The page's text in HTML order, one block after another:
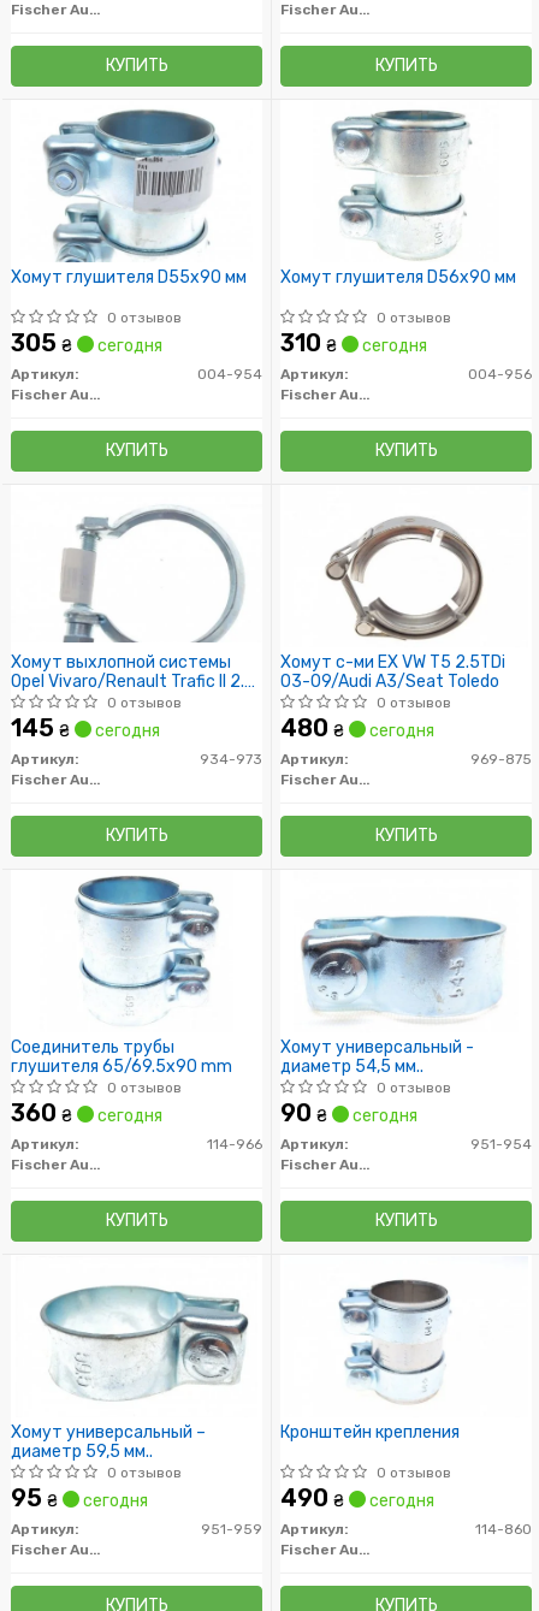
Fischer Automotive One (FA1)
КУПИТЬ
Fischer Automotive One (FA1)
КУПИТЬ
Хомут глушителя D55x90 мм
0 отзывов
305 ₴ сегодня
Артикул:
004-954
Fischer Automotive One (FA1)
КУПИТЬ
Хомут глушителя D56x90 мм
0 отзывов
310 ₴ сегодня
Артикул:
004-956
Fischer Automotive One (FA1)
КУПИТЬ
Хомут выхлопной системы
Opel Vivaro/Renault Trafic II 2.5
dci 03-
0 отзывов
145 ₴ сегодня
Артикул:
934-973
Fischer Automotive One (FA1)
КУПИТЬ
Хомут с-ми EX VW T5 2.5TDi
03-09/Audi A3/Seat Toledo
0 отзывов
480 ₴ сегодня
Артикул:
969-875
Fischer Automotive One (FA1)
КУПИТЬ
Соединитель трубы
глушителя 65/69.5x90 mm
0 отзывов
360 ₴ сегодня
Артикул:
114-966
Fischer Automotive One (FA1)
КУПИТЬ
Хомут универсальный -
диаметр 54,5 мм..
0 отзывов
90 ₴ сегодня
Артикул:
951-954
Fischer Automotive One (FA1)
КУПИТЬ
Хомут универсальный –
диаметр 59,5 мм..
0 отзывов
95 ₴ сегодня
Артикул:
951-959
Fischer Automotive One (FA1)
КУПИТЬ
Кронштейн крепления
0 отзывов
490 ₴ сегодня
Артикул:
114-860
Fischer Automotive One (FA1)
КУПИТЬ